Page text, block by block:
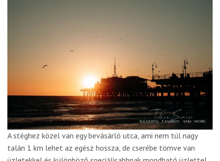
A stéghez közel van egy bevásárló utca, ami nem túl nagy
talán 1 km lehet az egész hossza, de cserébe tömve van